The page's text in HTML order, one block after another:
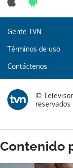
Gente TVN
Términos de uso
Contáctenos
©
reservados